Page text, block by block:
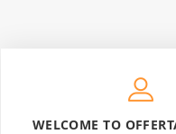
WELCOME TO